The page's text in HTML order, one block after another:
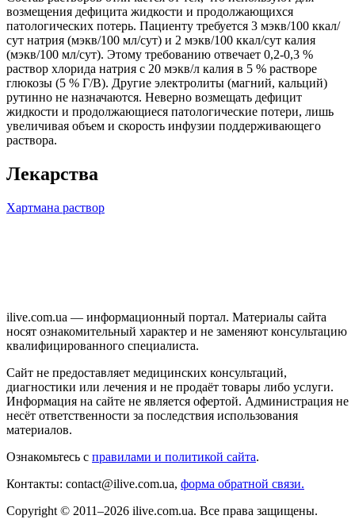
возмещения дефицита жидкости и продолжающихся
патологических потерь. Пациенту требуется 3 мэкв/100 ккал/
сут натрия (мэкв/100 мл/сут) и 2 мэкв/100 ккал/сут калия
(мэкв/100 мл/сут). Этому требованию отвечает 0,2-0,3 %
раствор хлорида натрия с 20 мэкв/л калия в 5 % растворе
глюкозы (5 % Г/В). Другие электролиты (магний, кальций)
рутинно не назначаются. Неверно возмещать дефицит
жидкости и продолжающиеся патологические потери, лишь
увеличивая объем и скорость инфузии поддерживающего
раствора.
Лекарства
Хартмана раствор
ilive.com.ua — информационный портал. Материалы сайта
носят ознакомительный характер и не заменяют консультацию
квалифицированного специалиста.
Сайт не предоставляет медицинских консультаций,
диагностики или лечения и не продаёт товары либо услуги.
Информация на сайте не является офертой. Администрация не
несёт ответственности за последствия использования
материалов.
Ознакомьтесь с правилами и политикой сайта.
Контакты: contact@ilive.com.ua, форма обратной связи.
Copyright © 2011–2026 ilive.com.ua. Все права защищены.